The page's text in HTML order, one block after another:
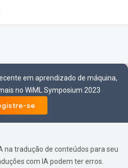
em aprendizado de máquina,
no WiML Symposium 2023
se
na tradução de conteúdos para seu
com IA podem ter erros.